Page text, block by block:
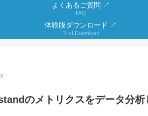
よくあるご質問 ↗
FAQ
体験版ダウンロード ↗
Trial Download
のメトリクスをデータ分